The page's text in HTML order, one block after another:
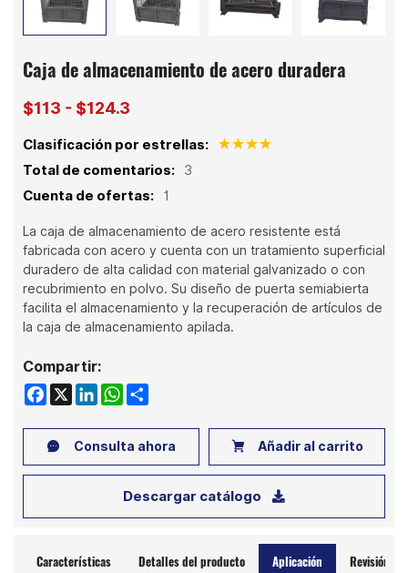
Caja de almacenamiento de acero duradera
$113 - $124.3
Clasificación por estrellas:
Total de comentarios: 3
Cuenta de ofertas: 1
La caja de almacenamiento de acero resistente está
fabricada con acero y cuenta con un tratamiento superficial
duradero de alta calidad con material galvanizado o con
recubrimiento en polvo. Su diseño de puerta semiabierta
facilita el almacenamiento y la recuperación de artículos de
la caja de almacenamiento apilada.
Compartir:
Facebook
X LinkedIn
WhatsApp
Share
Consulta ahora Añadir al carrito
Descargar catálogo
Características Detalles del producto Aplicación Revisión